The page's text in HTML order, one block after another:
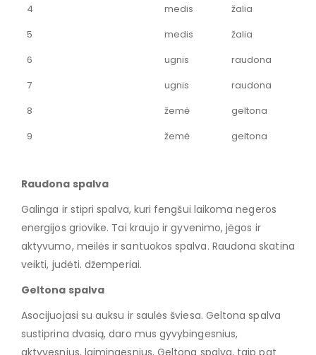
4
medis
žalia
5
medis
žalia
6
ugnis
raudona
7
ugnis
raudona
8
žemė
geltona
9
žemė geltona
Raudona spalva
Galinga ir stipri spalva, kuri fengšui laikoma negeros
energijos griovike. Tai kraujo ir gyvenimo, jėgos ir
aktyvumo, meilės ir santuokos spalva. Raudona skatina
veikti, judėti. džemperiai.
Geltona spalva
Asocijuojasi su auksu ir saulės šviesa. Geltona spalva
sustiprina dvasią, daro mus gyvybingesnius,